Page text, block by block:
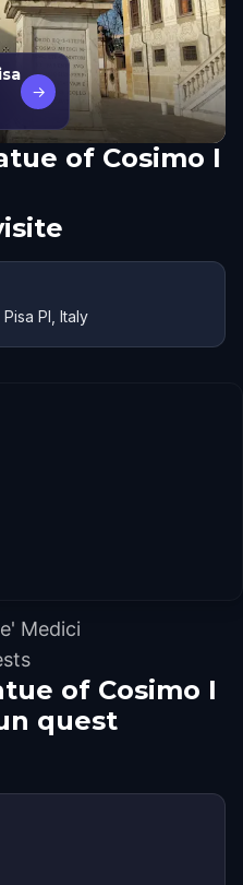
→
of Cosimo I
PI, Italy
Medici
of Cosimo I
quest